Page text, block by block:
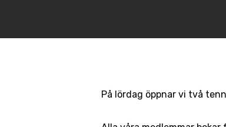
På lördag öppnar vi två